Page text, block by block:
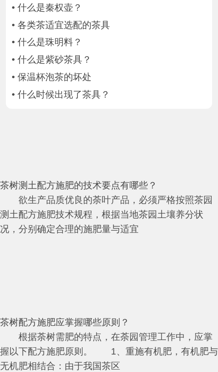
• 什么是秦权壶？
• 各类茶适宜选配的茶具
• 什么是珠明料？
• 什么是紫砂茶具？
• 保温杯泡茶的坏处
• 什么时候出现了茶具？
茶树测土配方施肥的技术要点有哪些？
欲生产品质优良的荼叶产品，必须严格按照茶园
测土配方施肥技术规程，根据当地茶园土壤养分状
况，分别确定合理的施肥量与适宜
茶树配方施肥应掌握哪些原则？
根据荼树需肥的特点，在荼园管理工作中，应掌
握以下配方施肥原则。 1、重施有机肥，有机肥与
无机肥相结合：由于我国茶区